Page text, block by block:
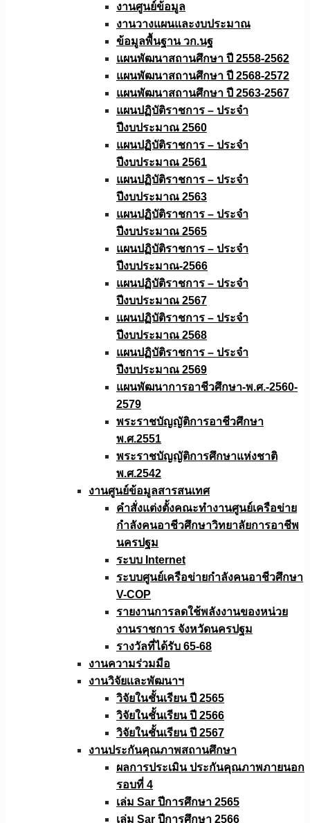
งานศูนย์ข้อมูล
งานวางแผนและงบประมาณ
ข้อมูลพื้นฐาน วก.นฐ
แผนพัฒนาสถานศึกษา ปี 2558-2562
แผนพัฒนาสถานศึกษา ปี 2568-2572
แผนพัฒนาสถานศึกษา ปี 2563-2567
แผนปฏิบัติราชการ – ประจำ
ปีงบประมาณ 2560
แผนปฏิบัติราชการ – ประจำ
ปีงบประมาณ 2561
แผนปฏิบัติราชการ – ประจำ
ปีงบประมาณ 2563
แผนปฏิบัติราชการ – ประจำ
ปีงบประมาณ 2565
แผนปฏิบัติราชการ – ประจำ
ปีงบประมาณ-2566
แผนปฏิบัติราชการ – ประจำ
ปีงบประมาณ 2567
แผนปฏิบัติราชการ – ประจำ
ปีงบประมาณ 2568
แผนปฏิบัติราชการ – ประจำ
ปีงบประมาณ 2569
แผนพัฒนาการอาชีวศึกษา-พ.ศ.-2560-
2579
พระราชบัญญัติการอาชีวศึกษา
พ.ศ.2551
พระราชบัญญัติการศึกษาแห่งชาติ
พ.ศ.2542
งานศูนย์ข้อมูลสารสนเทศ
คำสั่งแต่งตั้งคณะทำงานศูนย์เครือข่าย
กำลังคนอาชีวศึกษาวิทยาลัยการอาชีพ
นครปฐม
ระบบ Internet
ระบบศูนย์เครือข่ายกำลังคนอาชีวศึกษา
V-COP
รายงานการลดใช้พลังงานของหน่วย
งานราชการ จังหวัดนครปฐม
รางวัลที่ได้รับ 65-68
งานความร่วมมือ
งานวิจัยเเละพัฒนาฯ
วิจัยในชั้นเรียน ปี 2565
วิจัยในชั้นเรียน ปี 2566
วิจัยในชั้นเรียน ปี 2567
งานประกันคุณภาพสถานศึกษา
ผลการประเมิน ประกันคุณภาพภายนอก
รอบที่ 4
เล่ม Sar ปีการศึกษา 2565
เล่ม Sar ปีการศึกษา 2566